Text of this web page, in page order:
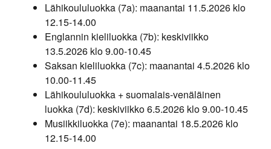
Lähikoululuokka (7a): maanantai 11.5.2026 klo
12.15-14.00
Englannin kieliluokka (7b): keskiviikko
13.5.2026 klo 9.00-10.45
Saksan kieliluokka (7c): maanantai 4.5.2026 klo
10.00-11.45
Lähikoululuokka + suomalais-venäläinen
luokka (7d): keskiviikko 6.5.2026 klo 9.00-10.45
Musiikkiluokka (7e): maanantai 18.5.2026 klo
12.15-14.00